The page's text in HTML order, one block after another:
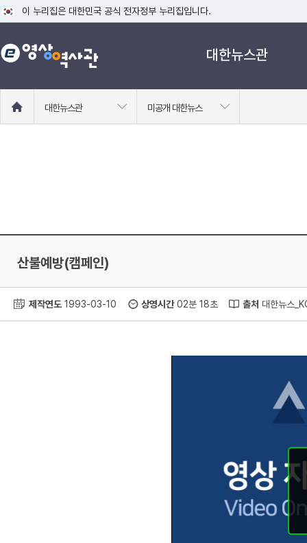
이 누리집은 대한민국 공식 전자정부 누리집입니다.
공식 누리집 주소 확인하기
go.kr 주소를 사용하는 누리집은 대한민국 정부기관이 관리하는 누리집입니
대한뉴스관
로
대한뉴스관 미공개 대한뉴스
산불예방(캠페인)
제작연도 1993-03-10 상영시간02분 18초 출처 대한뉴스